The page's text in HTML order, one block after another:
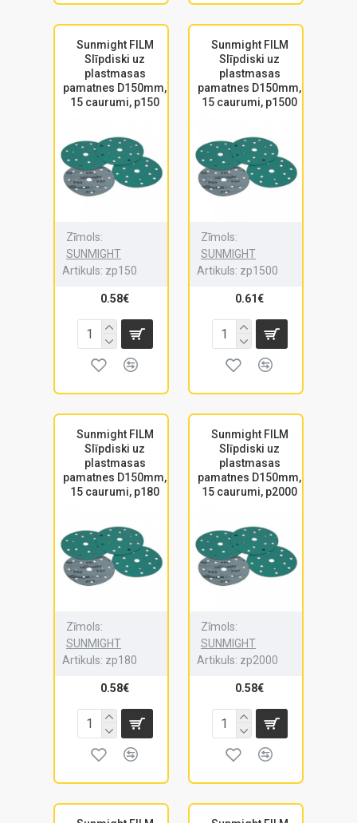
Sunmight FILM
Slīpdiski uz
plastmasas
pamatnes D150mm,
15 caurumi, p150
Zīmols:
SUNMIGHT
Artikuls: zp150
0.58€
Sunmight FILM
Slīpdiski uz
plastmasas
pamatnes D150mm,
15 caurumi, p1500
Zīmols:
SUNMIGHT
Artikuls: zp1500
0.61€
Sunmight FILM
Slīpdiski uz
plastmasas
pamatnes D150mm,
15 caurumi, p180
Zīmols:
SUNMIGHT
Artikuls: zp180
0.58€
Sunmight FILM
Slīpdiski uz
plastmasas
pamatnes D150mm,
15 caurumi, p2000
Zīmols:
SUNMIGHT
Artikuls: zp2000
0.58€